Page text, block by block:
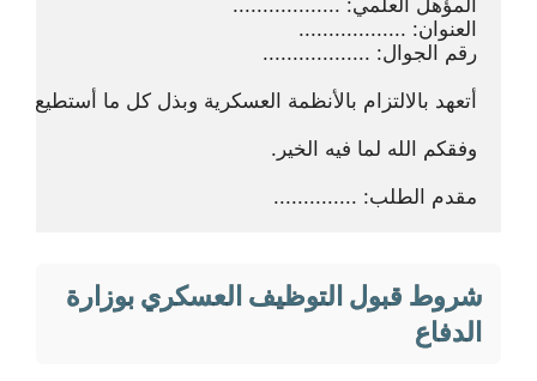
مقدم الطلب: ..............
شروط قبول التوظيف العسكري بوزارة
الدفاع